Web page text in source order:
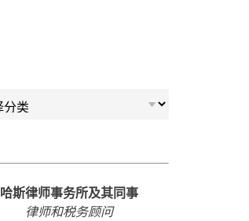
哈斯律师事务所及其同事
律师和税务顾问